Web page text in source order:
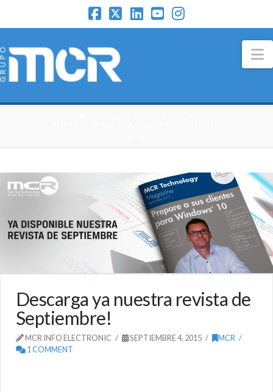
Descarga ya nuestra revista de
Septiembre!
MCR INFO ELECTRONIC SEPTIEMBRE 4, 2015
MCR
1 COMMENT